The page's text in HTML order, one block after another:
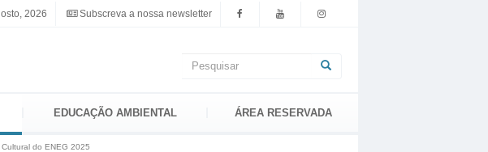
2026 Subscreva a nossa newsletter
Formulário
pesquisa
EDUCAÇÃO AMBIENTAL ÁREA RESERVADA
do ENEG 2025